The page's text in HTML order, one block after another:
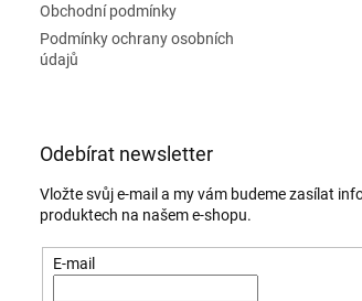
Obchodní podmínky
Podmínky ochrany osobních
údajů
Odebírat newsletter
Vložte svůj e-mail a my vám budeme zasílat
produktech na našem e-shopu.
E-mail